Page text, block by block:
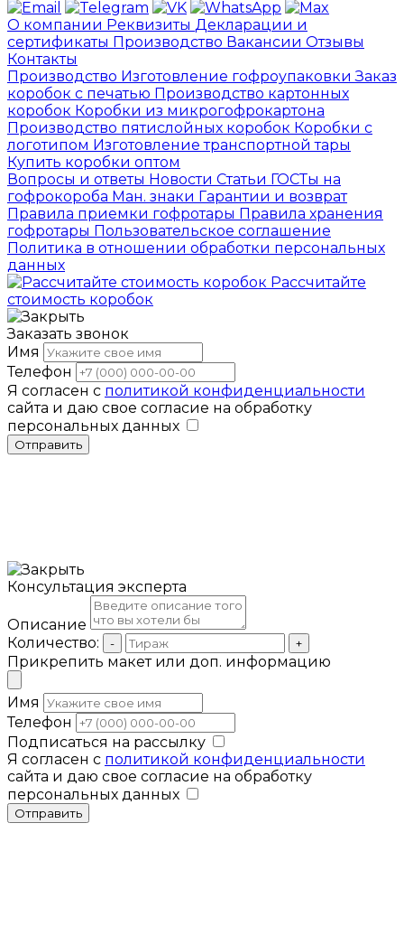
О компании Реквизиты Декларации и
сертификаты Производство Вакансии Отзывы
Контакты
Производство Изготовление гофроупаковкиЗаказ
коробок с печатью Производство картонных
коробок Коробки из микрогофрокартона
Производство пятислойных коробок Коробки с
логотипом Изготовление транспортной тары
Купить коробки оптом
Вопросы и ответы Новости Статьи ГОСТы на
гофрокороба Ман. знаки Гарантии и возврат
Правила приемки гофротары Правила хранения
гофротары Пользовательское соглашение
Политика в отношении обработки персональных
данных
Рассчитайте
стоимость коробок
Заказать звонок
Имя
Телефон
Я согласен с политикой конфиденциальности
сайта и даю свое согласие на обработку
персональных данных
Отправить
Консультация эксперта
Описание
Количество:
- +
Прикрепить макет или доп. информацию
Имя
Телефон
Подписаться на рассылку
Я согласен с политикой конфиденциальности
сайта и даю свое согласие на обработку
персональных данных
Отправить